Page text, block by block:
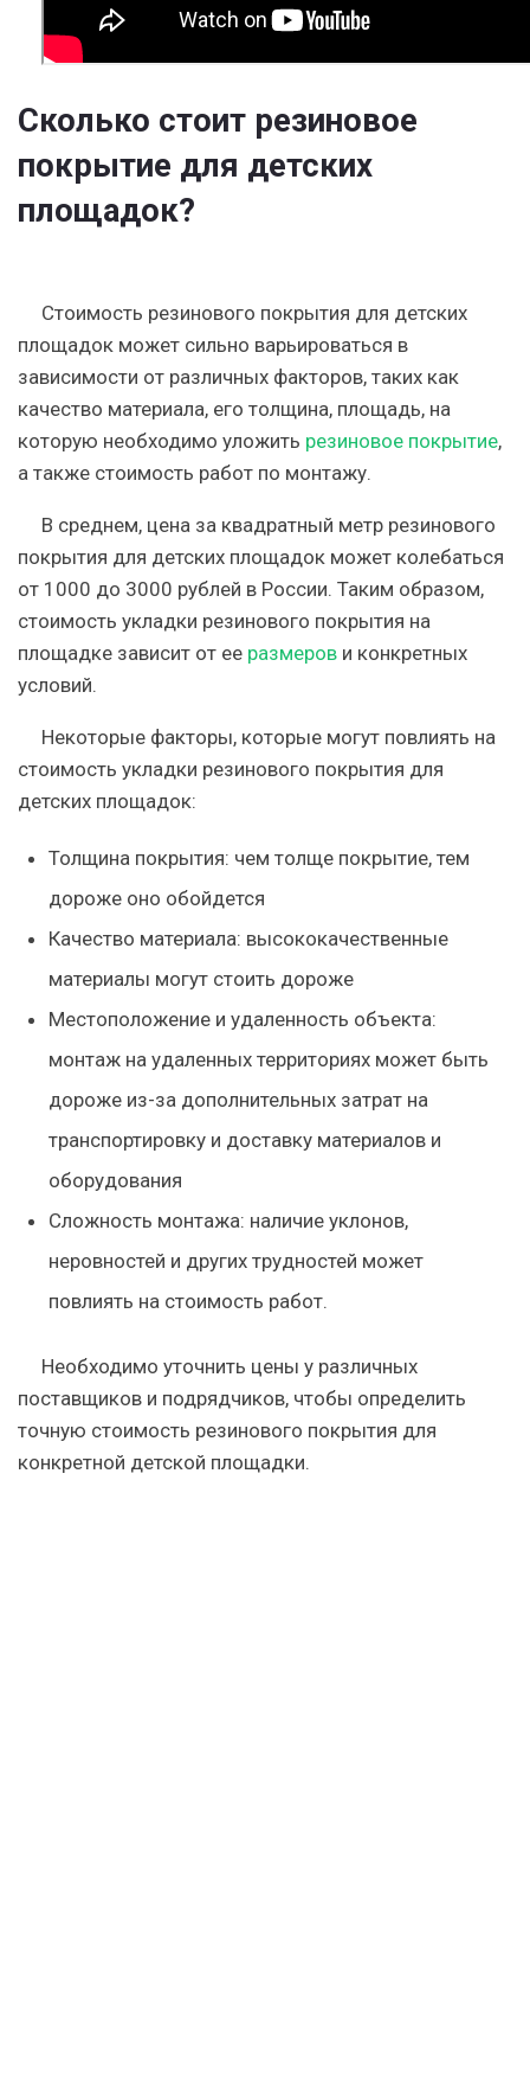
Сколько стоит резиновое
покрытие для детских
площадок?
Стоимость резинового покрытия для детских
площадок может сильно варьироваться в
зависимости от различных факторов, таких как
качество материала, его толщина, площадь, на
которую необходимо уложить резиновое покрытие,
а также стоимость работ по монтажу.
В среднем, цена за квадратный метр резинового
покрытия для детских площадок может колебаться
от 1000 до 3000 рублей в России. Таким образом,
стоимость укладки резинового покрытия на
площадке зависит от ее размеров и конкретных
условий.
Некоторые факторы, которые могут повлиять на
стоимость укладки резинового покрытия для
детских площадок:
Толщина покрытия: чем толще покрытие, тем
дороже оно обойдется
Качество материала: высококачественные
материалы могут стоить дороже
Местоположение и удаленность объекта:
монтаж на удаленных территориях может быть
дороже из-за дополнительных затрат на
транспортировку и доставку материалов и
оборудования
Сложность монтажа: наличие уклонов,
неровностей и других трудностей может
повлиять на стоимость работ.
Необходимо уточнить цены у различных
поставщиков и подрядчиков, чтобы определить
точную стоимость резинового покрытия для
конкретной детской площадки.